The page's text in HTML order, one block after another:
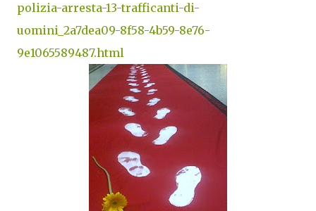
polizia-arresta-13-trafficanti-di-
uomini_2a7dea09-8f58-4b59-8e76-
9e1065589487.html